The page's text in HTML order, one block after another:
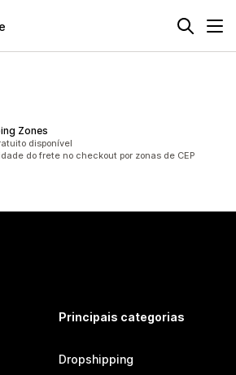
Zones
disponível
do frete no checkout por zonas de CEP
Principais categorias
Dropshipping